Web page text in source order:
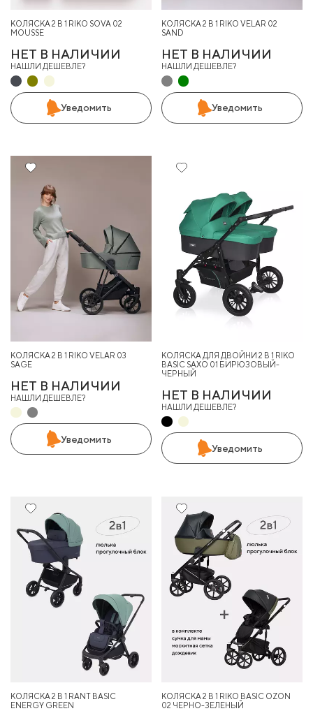
КОЛЯСКА 2 В 1 RIKO SOVA 02
MOUSSE
НЕТ В НАЛИЧИИ
НАШЛИ ДЕШЕВЛЕ?
Уведомить
КОЛЯСКА 2 В 1 RIKO VELAR 02
SAND
НЕТ В НАЛИЧИИ
НАШЛИ ДЕШЕВЛЕ?
Уведомить
8%
КОЛЯСКА 2 В 1 RIKO VELAR 03
SAGE
НЕТ В НАЛИЧИИ
НАШЛИ ДЕШЕВЛЕ?
Уведомить
10%
КОЛЯСКА ДЛЯ ДВОЙНИ 2 В 1 RIKO
BASIC SAXO 01 БИРЮЗОВЫЙ-
ЧЕРНЫЙ
НЕТ В НАЛИЧИИ
НАШЛИ ДЕШЕВЛЕ?
Уведомить
КОЛЯСКА 2 В 1 RANT BASIC
ENERGY GREEN
10%
КОЛЯСКА 2 В 1 RIKO BASIC OZON
02 ЧЕРНО-ЗЕЛЕНЫЙ